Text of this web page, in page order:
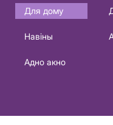
Основная
навигация
Для дому
Навіны
Адно акно